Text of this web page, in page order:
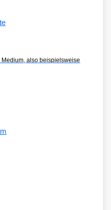
also beispielsweise